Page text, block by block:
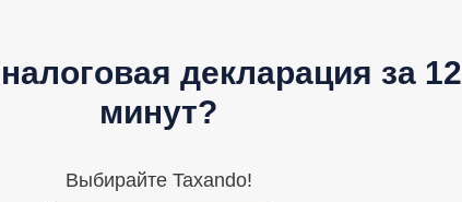
декларация за 12
минут?
Выбирайте Taxando!